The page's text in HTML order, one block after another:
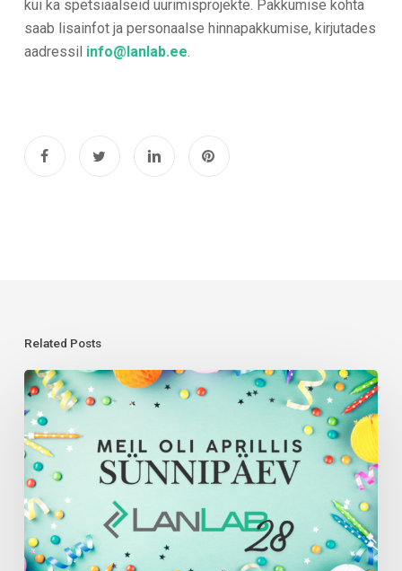
kui ka spetsiaalseid uurimisprojekte. Pakkumise kohta
saab lisainfot ja personaalse hinnapakkumise, kirjutades
aadressil info@lanlab.ee.
Related Posts